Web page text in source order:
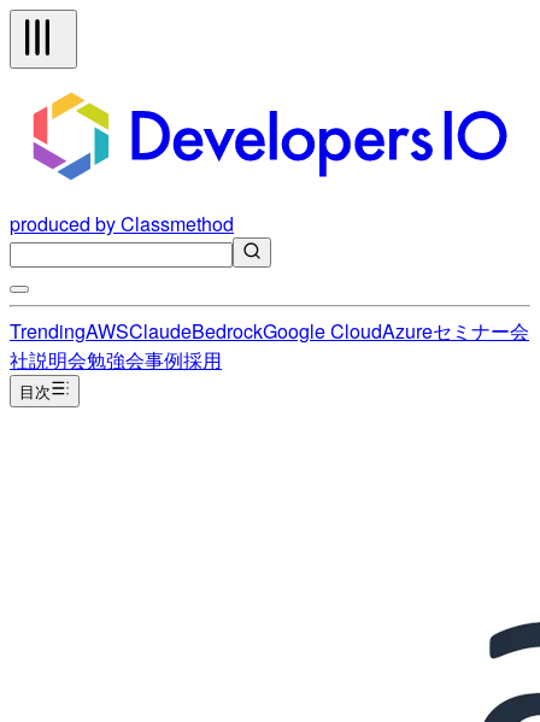
produced by Classmethod
TrendingAWSClaudeBedrockGoogle CloudAzureセミナー会
社説明会勉強会事例採用
目次